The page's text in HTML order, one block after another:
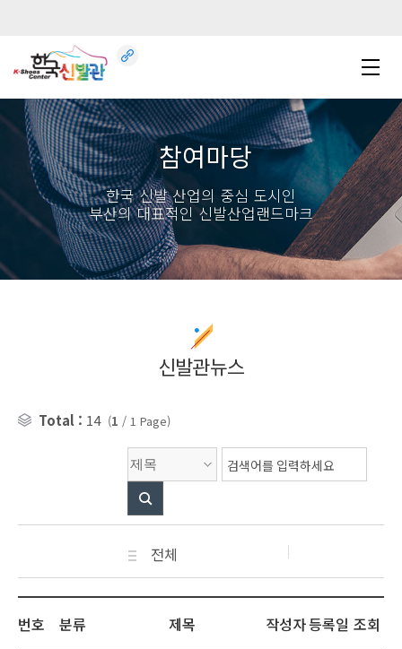
참여마당
한국 신발 산업의 중심 도시인
부산의 대표적인 신발산업랜드마크
신발관뉴스
Total : 14 (1 / 1 Page)
전체
번호 분류 제목 작성자등록일 조회